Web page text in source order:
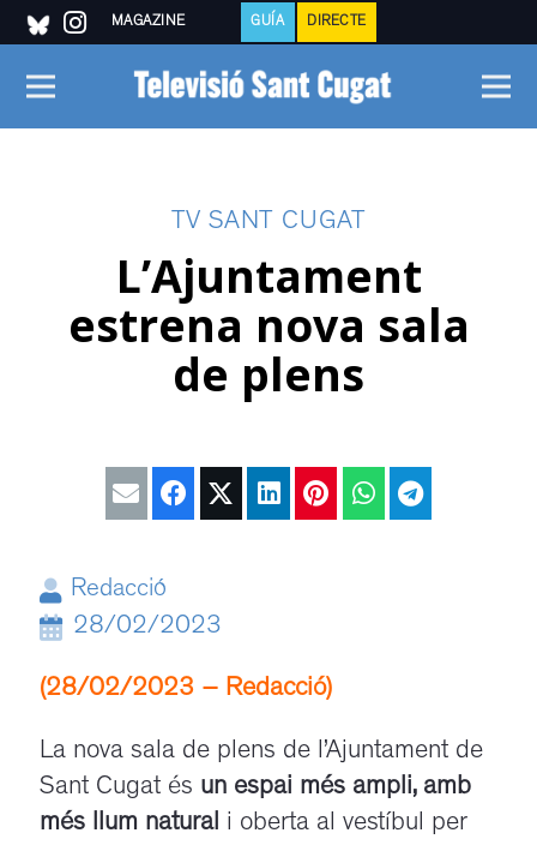
MAGAZINE GUÍA DIRECTE
TV SANT CUGAT
L’Ajuntament
estrena nova sala
de plens
Redacció
28/02/2023
(28/02/2023 – Redacció)
La nova sala de plens de l’Ajuntament de
Sant Cugat és un espai més ampli, amb
més llum natural i oberta al vestíbul per